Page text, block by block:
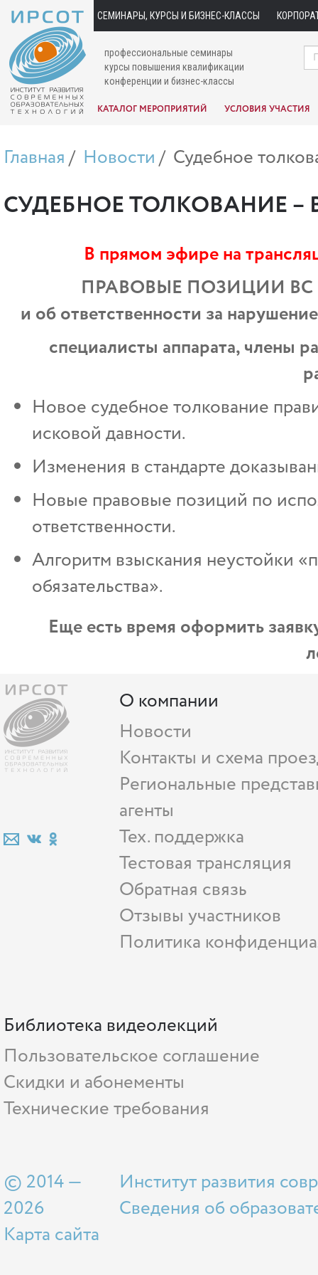
СЕМИНАРЫ, КУРСЫ И БИЗНЕС-КЛАССЫ
профессиональные семинары
курсы повышения квалификации
конференции и бизнес-классы
КАТАЛОГ МЕРОПРИЯТИЙ УСЛОВИЯ УЧАСТИЯ
Главная Новости Судебное
СУДЕБНОЕ ТОЛКОВАНИЕ
В прямом эфире на
ПРАВОВЫЕ ПОЗИЦИИ ВС
и об ответственности за
специалисты аппарата, члены
Новое судебное толкование
исковой давности.
Изменения в стандарте
Новые правовые позиций по
ответственности.
Алгоритм взыскания неустойки
обязательства».
Еще есть время оформить
О компании
Новости
Контакты и схема
Региональные
агенты
Тех. поддержка
Тестовая трансляция
Обратная связь
Отзывы участников
Политика
Библиотека видеолекций
Пользовательское соглашение
Скидки и абонементы
Технические требования
© 2014 —
2026
Карта сайта
Институт развития
Сведения об